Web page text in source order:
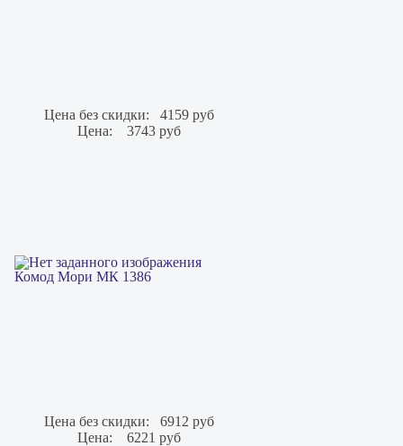
Цена без скидки:
4159 руб
Цена:
3743 руб
Комод Мори МК 1386
Цена без скидки:
6912 руб
Цена:
6221 руб